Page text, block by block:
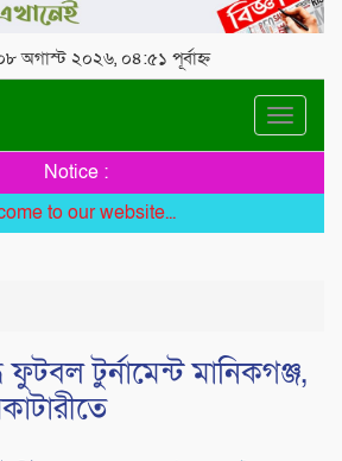
অগাস্ট ২০২৬, ০৪:৫১ পূর্বাহ্ন
Toggle
Notice :
to our website...
টুর্নামেন্ট মানিকগঞ্জ,